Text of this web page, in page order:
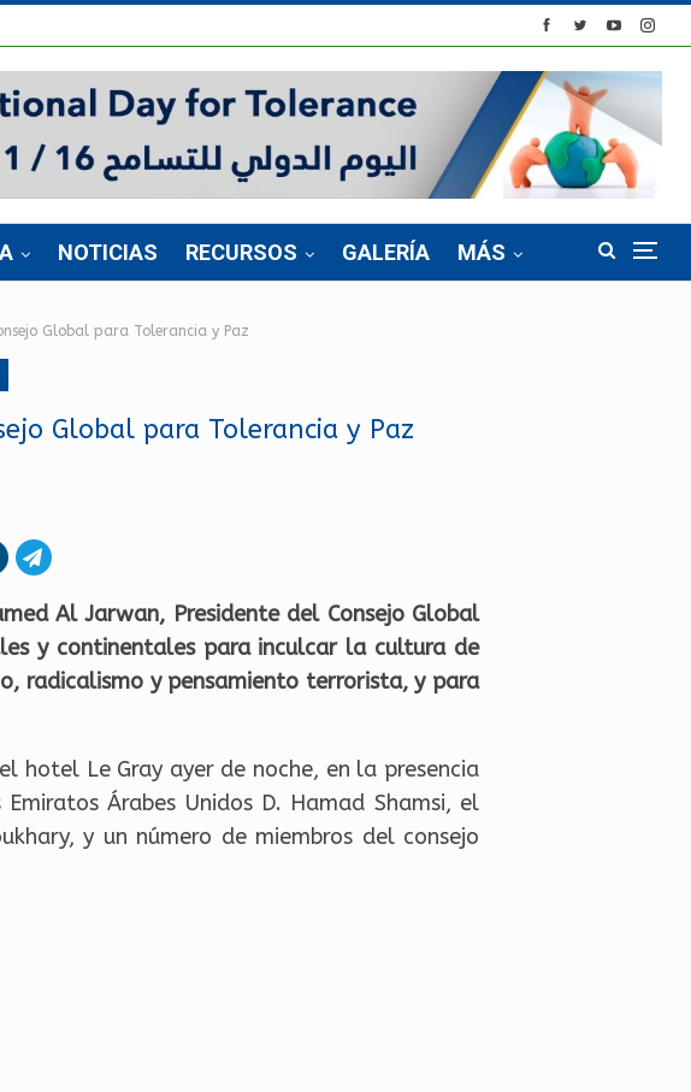
NOTICIAS RECURSOS GALERÍA MÁS
Global para Tolerancia y Paz
Global para Tolerancia y Paz
Al Jarwan, Presidente del Consejo Global
y continentales para inculcar la cultura de
radicalismo y pensamiento terrorista, y para
hotel Le Gray ayer de noche, en la presencia
Árabes Unidos D. Hamad Shamsi, el
y un número de miembros del consejo